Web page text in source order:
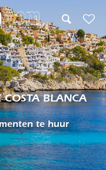
BLANCA
te huur